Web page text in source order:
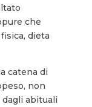
che
dieta
catena di
non
abituali